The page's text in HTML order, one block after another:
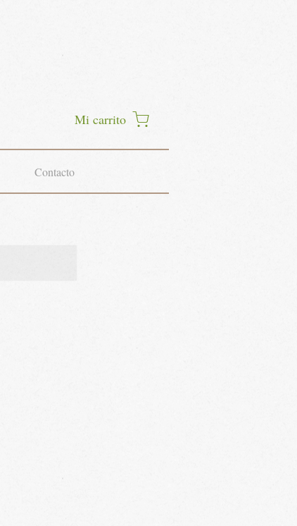
Mi carrito
Contacto